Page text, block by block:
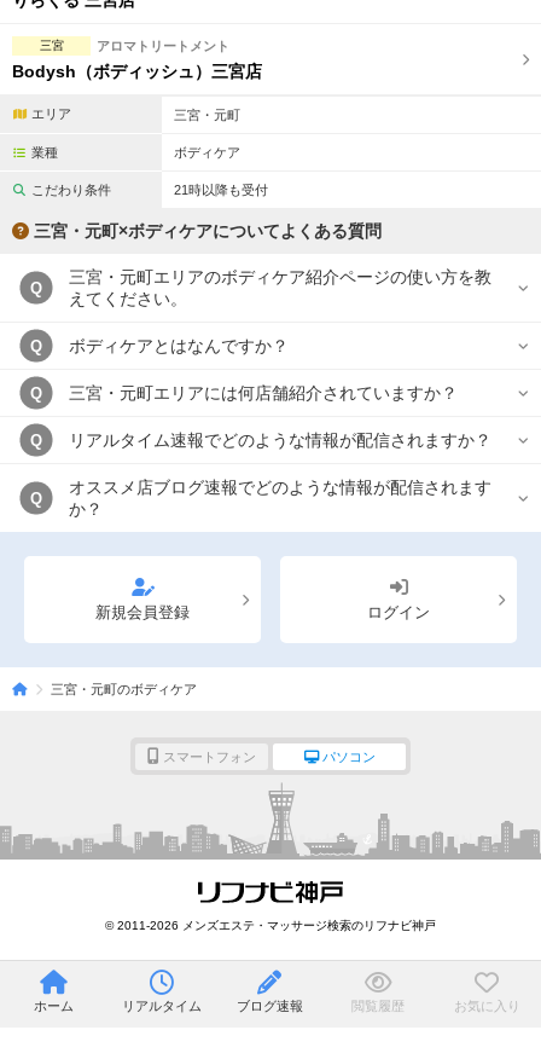
フットバスあり
専用駐車場あり
スタッフ指名可 Ｗセラピスト
駅から徒歩5分以内
閉じる
三宮 アロマトリートメント
Bodysh（ボディッシュ）三宮店
エリア 三宮・元町
業種 ボディケア
こだわり条件 21時以降も受付
三宮・元町×ボディケアについてよくある質問
Q
三宮・元町エリアのボディケア紹介ページの使い方を教
えてください。
Q ボディケアとはなんですか？
Q 三宮・元町エリアには何店舗紹介されていますか？
Q リアルタイム速報でどのような情報が配信されますか？
Q
オススメ店ブログ速報でどのような情報が配信されます
か？
新規会員登録 ログイン
三宮・元町のボディケア
スマートフォン パソコン
© 2011-2026 メンズエステ・マッサージ検索のリフナビ神戸
ホーム リアルタイム ブログ速報 閲覧履歴 お気に入り